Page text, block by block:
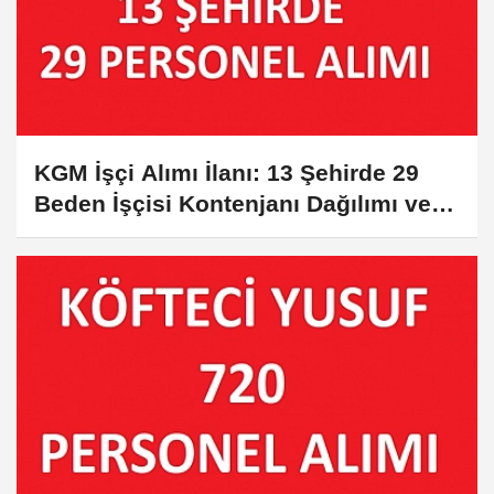
KGM İşçi Alımı İlanı: 13 Şehirde 29
Beden İşçisi Kontenjanı Dağılımı ve
Başvuru Şartları